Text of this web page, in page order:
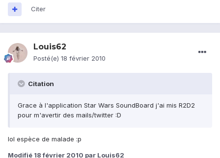
Citer
Louis62
Posté(e) 18 février 2010
Citation
Grace à l'application Star Wars SoundBoard j'ai mis R2D2
pour m'avertir des mails/twitter :D
lol espèce de malade :p
Modifié 18 février 2010 par Louis62